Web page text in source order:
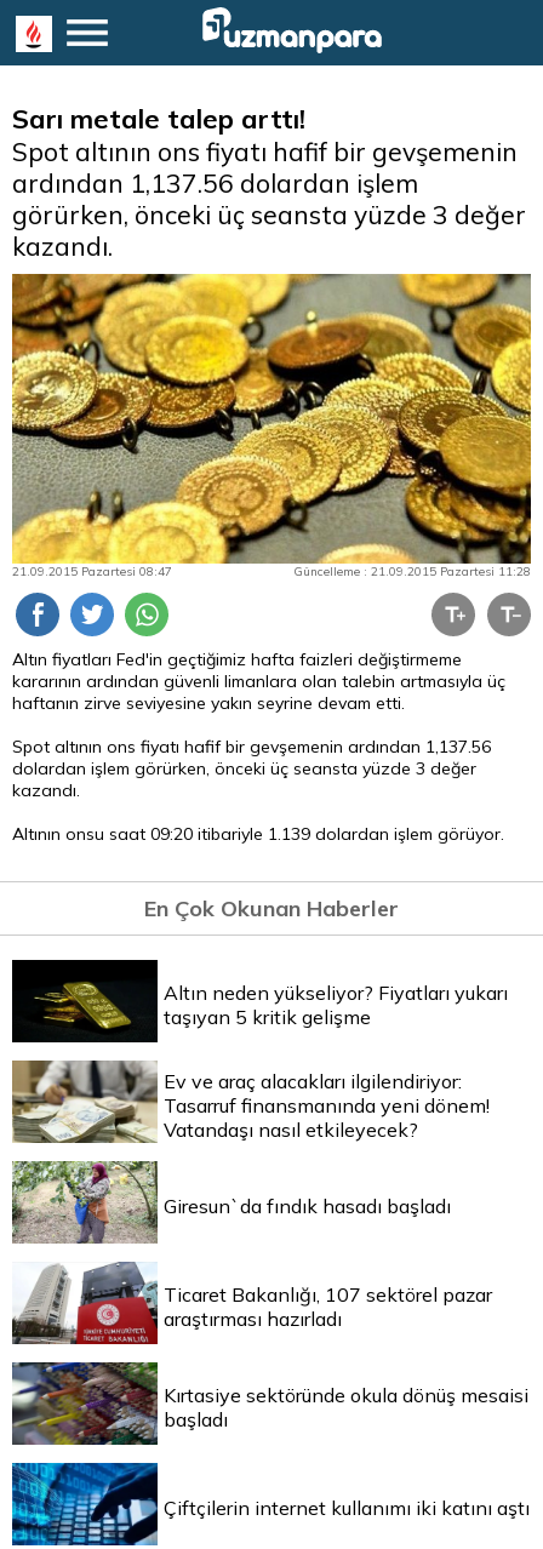
Sarı metale talep arttı!
Spot altının ons fiyatı hafif bir gevşemenin
ardından 1,137.56 dolardan işlem
görürken, önceki üç seansta yüzde 3 değer
kazandı.
21.09.2015 Pazartesi 08:47 Güncelleme : 21.09.2015 Pazartesi 11:28
Altın fiyatları Fed'in geçtiğimiz hafta faizleri değiştirmeme
kararının ardından güvenli limanlara olan talebin artmasıyla üç
haftanın zirve seviyesine yakın seyrine devam etti.
Spot altının ons fiyatı hafif bir gevşemenin ardından 1,137.56
dolardan işlem görürken, önceki üç seansta yüzde 3 değer
kazandı.
Altının onsu saat 09:20 itibariyle 1.139 dolardan işlem görüyor.
En Çok Okunan Haberler
Altın neden yükseliyor? Fiyatları yukarı
taşıyan 5 kritik gelişme
Ev ve araç alacakları ilgilendiriyor:
Tasarruf finansmanında yeni dönem!
Vatandaşı nasıl etkileyecek?
Giresun`da fındık hasadı başladı
Ticaret Bakanlığı, 107 sektörel pazar
araştırması hazırladı
Kırtasiye sektöründe okula dönüş mesaisi
başladı
Çiftçilerin internet kullanımı iki katını aştı